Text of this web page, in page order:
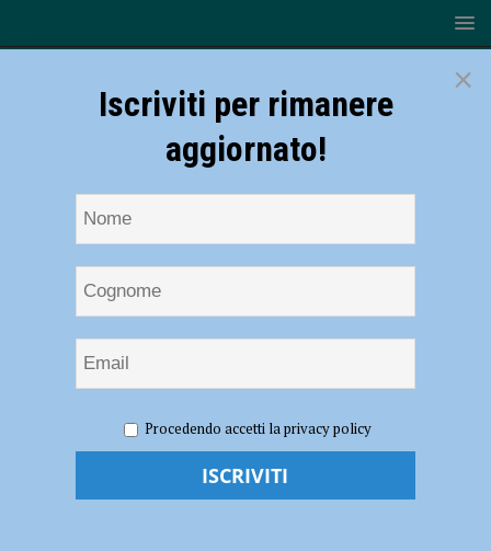
Cattolica per la Magistrale: “Forte inserimento nel mondo del lavoro”
– AUDIO
Sempre più studenti passano alla
×
Iscriviti per rimanere
aggiornato!
Procedendo accetti la privacy policy